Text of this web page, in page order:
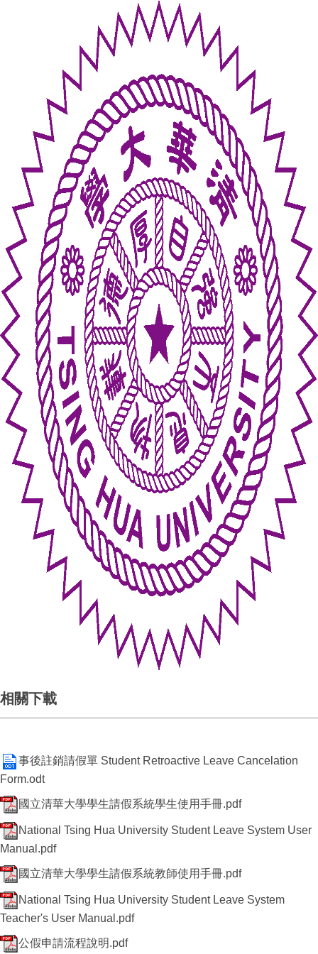
相關下載
事後註銷請假單 Student Retroactive Leave Cancelation
Form.odt
國立清華大學學生請假系統學生使用手冊.pdf
National Tsing Hua University Student Leave System User
Manual.pdf
國立清華大學學生請假系統教師使用手冊.pdf
National Tsing Hua University Student Leave System
Teacher's User Manual.pdf
公假申請流程說明.pdf